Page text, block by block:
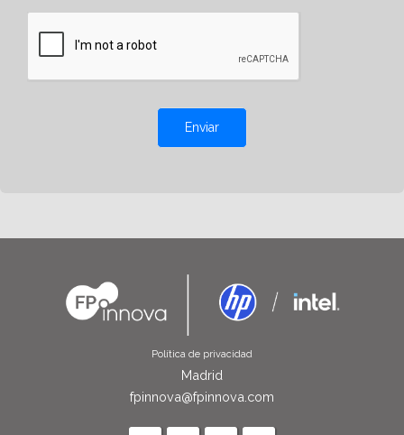
Enviar
Política de privacidad
Madrid
fpinnova@fpinnova.com